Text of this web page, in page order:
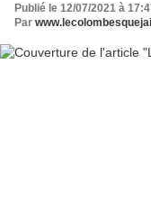
Publié le 12/07/2021 à
Par